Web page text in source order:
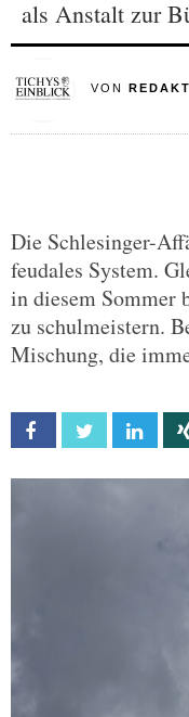
als Anstalt zur
VON
Die Schlesinger-
feudales System.
in diesem Sommer
zu schulmeistern.
Mischung, die
Facebook Twitter